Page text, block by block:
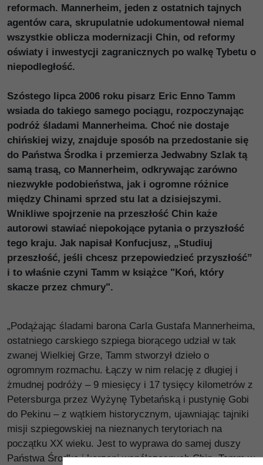
reformach. Mannerheim, jeden z ostatnich tajnych
agentów cara, skrupulatnie udokumentował niemal
wszystkie oblicza modernizacji Chin, od reformy
oświaty i inwestycji zagranicznych po walkę Tybetu o
niepodległość.
Szóstego lipca 2006 roku pisarz Eric Enno Tamm
wsiada do takiego samego pociągu, rozpoczynając
podróż śladami Mannerheima. Choć nie dostaje
chińskiej wizy, znajduje sposób na przedostanie się
do Państwa Środka i przemierza Jedwabny Szlak tą
samą trasą, co Mannerheim, odkrywając zarówno
niezwykłe podobieństwa, jak i ogromne różnice
między Chinami sprzed stu lat a dzisiejszymi.
Wnikliwe spojrzenie na przeszłość Chin każe
autorowi stawiać niepokojące pytania o przyszłość
tego kraju. Jak napisał Konfucjusz, „Studiuj
przeszłość, jeśli chcesz przepowiedzieć przyszłość”
i to właśnie czyni Tamm w książce "Koń, który
skacze przez chmury".
„Podążając śladami barona Carla Gustafa Mannerheima,
ostatniego carskiego szpiega biorącego udział w tak
zwanej Wielkiej Grze, Tamm stworzył dzieło o
ogromnym rozmachu. Łączy w nim relację z długiej i
żmudnej podróży – 9 miesięcy i 17 tysięcy kilometrów z
Petersburga przez Wyżynę Tybetańską i pustynię Gobi
do Pekinu – z wątkiem historycznym, ujawniając tajniki
misji szpiegowskiej na nieznanych terytoriach na
początku XX wieku. Jest to wyprawa do samej duszy
Państwa Środka i korzeni współczesnych Chin. Tamm w